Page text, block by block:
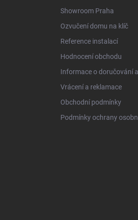
Showroom Praha
Ozvučení domu na klíč
Reference instalací
Hodnocení obchodu
Informace o doručování
Vrácení a reklamace
Obchodní podmínky
Podmínky ochrany